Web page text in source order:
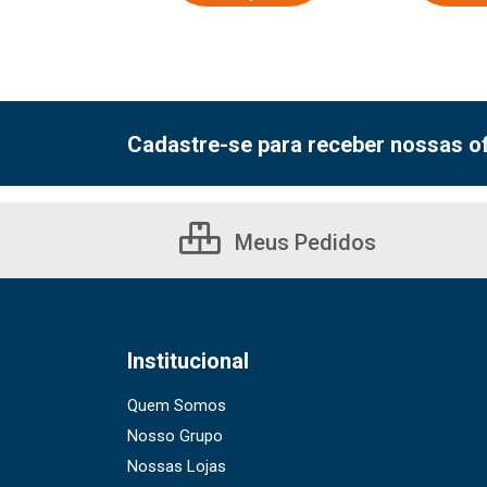
Cadastre-se para receber nossas
Meus Pedidos
Institucional
Quem Somos
Nosso Grupo
Nossas Lojas